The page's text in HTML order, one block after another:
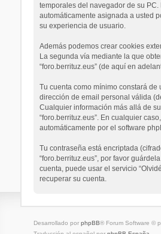
temporales del navegador de su
automáticamente asignada a usted
su experiencia de usuario.
Además podemos crear cookies
La segunda vía mediante la que
“foro.berrituz.eus” (de aquí en
Tu cuenta como mínimo constará
dirección de email personal válida
Cualquier información más allá de
“foro.berrituz.eus”. En cualquier
automáticamente por el software
Tu contraseña está encriptada
“foro.berrituz.eus”, por favor
cuenta, puede usar el servicio
recuperar su cuenta.
Desarrollado por phpBB® Forum Software ©